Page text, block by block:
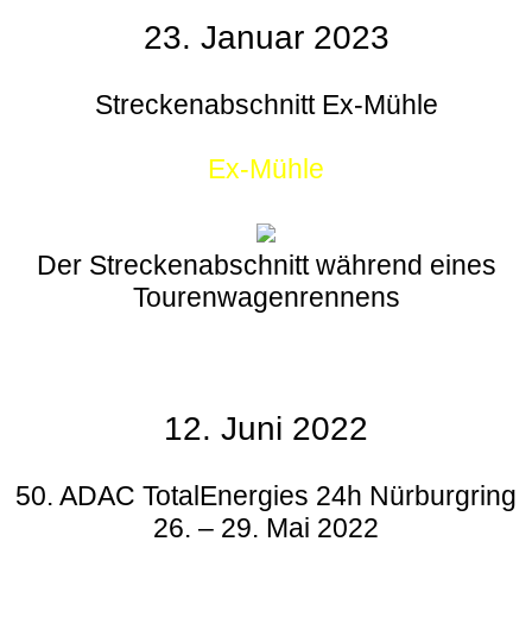
23. Januar 2023
Streckenabschnitt Ex-Mühle
Ex-Mühle
Der Streckenabschnitt während eines
Tourenwagenrennens
12. Juni 2022
50. ADAC TotalEnergies 24h Nürburgring
26. – 29. Mai 2022